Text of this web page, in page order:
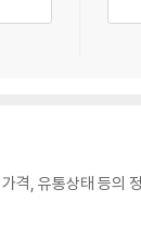
, 유통상태 등의